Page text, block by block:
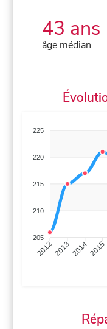
43 ans
âge médian
225
220
215
210
205
2012201320142015